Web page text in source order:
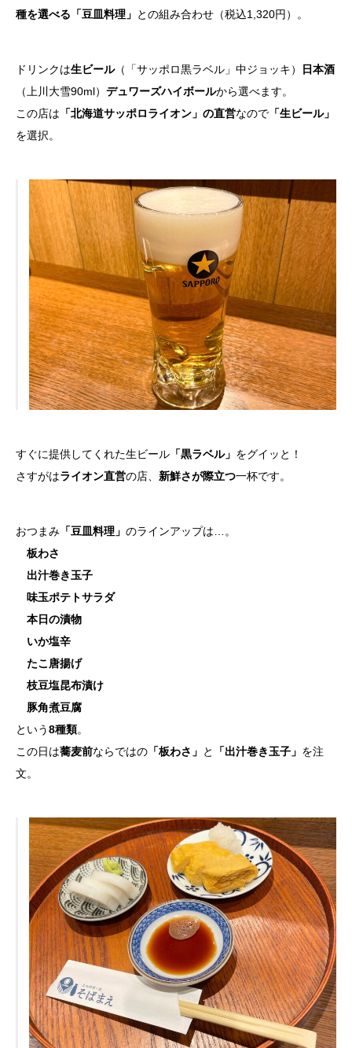
種を選べる「豆皿料理」 との組み合わせ（税込1,320円）。
ドリンクは生ビール（「サッポロ黒ラベル」中ジョッキ）
日本酒
（上川大雪90ml） デュワーズハイボールから選べます。
この店は 「北海道サッポロライオン」の直営なので 「生ビール」
を選択。
すぐに提供してくれた生ビール 「黒ラベル」 をグイッと！
さすがはライオン直営の店、 新鮮さが際立つ一杯です。
おつまみ 「豆皿料理」 のラインアップは…。
板わさ
出汁巻き玉子
味玉ポテトサラダ
本日の漬物
いか塩辛
たこ唐揚げ
枝豆塩昆布漬け
豚角煮豆腐
という8種類。
この日は蕎麦前ならではの 「板わさ」 と 「出汁巻き玉子」 を注
文。